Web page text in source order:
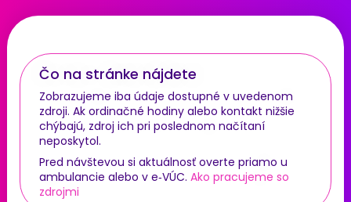
Čo na stránke nájdete
Zobrazujeme iba údaje dostupné v uvedenom
zdroji. Ak ordinačné hodiny alebo kontakt nižšie
chýbajú, zdroj ich pri poslednom načítaní
neposkytol.
Pred návštevou si aktuálnosť overte priamo u
ambulancie alebo v e‑VÚC. Ako pracujeme so
zdrojmi